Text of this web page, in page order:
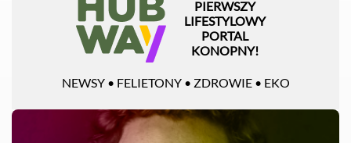
PIERWSZY
LIFESTYLOWY
PORTAL
KONOPNY!
NEWSY • FELIETONY • ZDROWIE • EKO